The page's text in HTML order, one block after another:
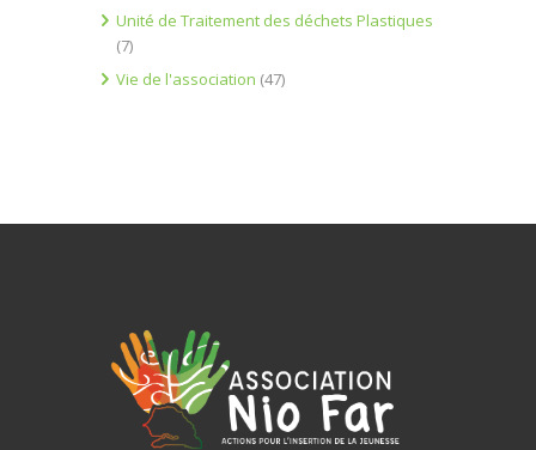
Unité de Traitement des déchets Plastiques
(7)
Vie de l'association (47)